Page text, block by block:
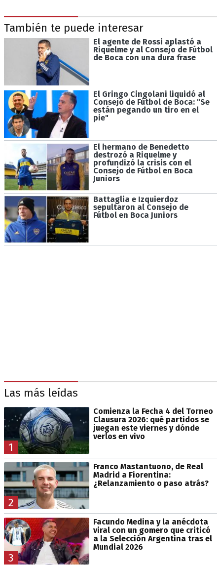
También te puede interesar
El agente de Rossi aplastó a
Riquelme y al Consejo de Fútbol
de Boca con una dura frase
El Gringo Cingolani liquidó al
Consejo de Fútbol de Boca: "Se
están pegando un tiro en el
pie"
El hermano de Benedetto
destrozó a Riquelme y
profundizó la crisis con el
Consejo de Fútbol en Boca
Juniors
Battaglia e Izquierdoz
sepultaron al Consejo de
Fútbol en Boca Juniors
Las más leídas
1
Comienza la Fecha 4 del Torneo
Clausura 2026: qué partidos se
juegan este viernes y dónde
verlos en vivo
2
Franco Mastantuono, de Real
Madrid a Fiorentina:
¿Relanzamiento o paso atrás?
3
Facundo Medina y la anécdota
viral con un gomero que criticó
a la Selección Argentina tras el
Mundial 2026